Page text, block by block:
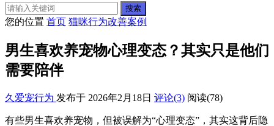
搜索
您的位置 首页 猫咪行为改善案例
男生喜欢养宠物心理变态？其实只是他们
需要陪伴
久爱宠行为 发布于 2026年2月18日 评论(3) 阅读(78)
有些男生喜欢养宠物，但被误解为“心理变态”，其实这背后隐